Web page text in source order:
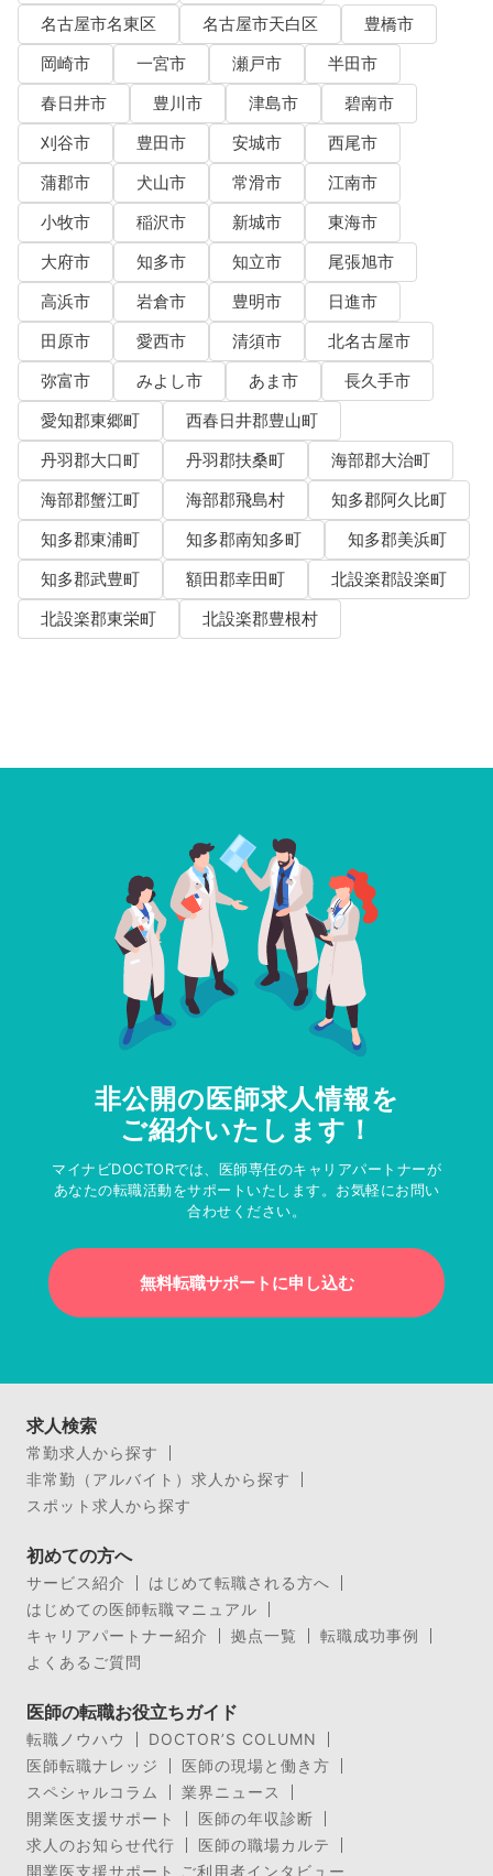
名古屋市名東区
名古屋市天白区
豊橋市
岡崎市
一宮市 瀬戸市
半田市
春日井市
豊川市 津島市
碧南市
刈谷市
豊田市 安城市
西尾市
蒲郡市
犬山市 常滑市
江南市
小牧市
稲沢市 新城市
東海市
大府市
知多市 知立市
尾張旭市
高浜市
岩倉市 豊明市
日進市
田原市
愛西市 清須市
北名古屋市
弥富市
みよし市 あま市
長久手市
愛知郡東郷町
西春日井郡豊山町
丹羽郡大口町
丹羽郡扶桑町
海部郡大治町
海部郡蟹江町
海部郡飛島村
知多郡阿久比町
知多郡東浦町
知多郡南知多町
知多郡美浜町
知多郡武豊町
額田郡幸田町
北設楽郡設楽町
北設楽郡東栄町
北設楽郡豊根村
非公開の医師求人情報を
ご紹介いたします！
マイナビDOCTORでは、医師専任のキャリアパートナーが
あなたの転職活動をサポートいたします。お気軽にお問い
合わせください。
無料転職サポートに申し込む
求人検索
常勤求人から探す
非常勤（アルバイト）求人から探す
スポット求人から探す
初めての方へ
サービス紹介
はじめて転職される方へ
はじめての医師転職マニュアル
キャリアパートナー紹介
拠点一覧
転職成功事例
よくあるご質問
医師の転職お役立ちガイド
転職ノウハウ
DOCTOR’S COLUMN
医師転職ナレッジ
医師の現場と働き方
スペシャルコラム
業界ニュース
開業医支援サポート
医師の年収診断
求人のお知らせ代行
医師の職場カルテ
開業医支援サポート ご利用者インタビュー